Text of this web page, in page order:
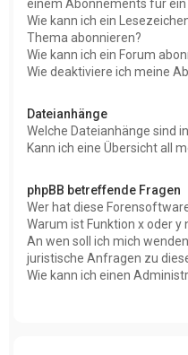
einem Abonnements für
Wie kann ich ein
Thema abonnieren?
Wie kann ich ein Forum
Wie deaktiviere ich meine
Dateianhänge
Welche Dateianhänge sind
Kann ich eine Übersicht all
phpBB betreffende Fragen
Wer hat diese
Warum ist Funktion x oder y
An wen soll ich mich
juristische Anfragen zu
Wie kann ich einen